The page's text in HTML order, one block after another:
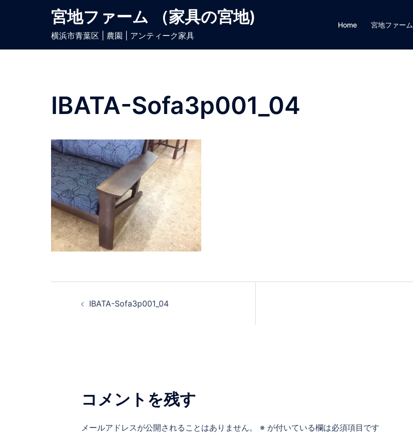
宮地ファーム （家具の宮地)
横浜市青葉区 | 農園 | アンティーク家具
Home 宮地ファーム
IBATA-Sofa3p001_04
IBATA-Sofa3p001_04
コメントを残す
メールアドレスが公開されることはありません。 ※ が付いている欄は必須項目です